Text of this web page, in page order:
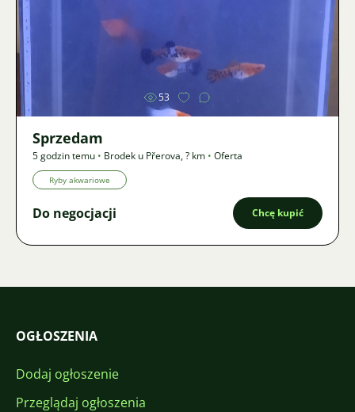
Zdjęcie
53
Sprzedam
5 godzin temu • Brodek u Přerova,? km • Oferta
Ryby akwariowe
Do negocjacji Chcę kupić
OGŁOSZENIA
Dodaj ogłoszenie
Przeglądaj ogłoszenia